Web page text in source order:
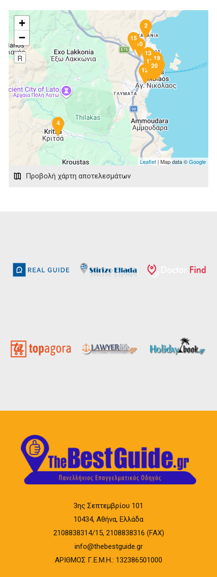
1
2
3
4
5
6
7
8
9
10
11
12
13
14
15
16
17
18
19
20
+
−
R
Leaflet | Map data ©Google
Προβολή χάρτη αποτελεσμάτων
3ης Σεπτεμβρίου 101
10434, Αθήνα, Ελλάδα
2108838314/15, 2108838316 (FAX)
info@thebestguide.gr
ΑΡΙΘΜΟΣ Γ.Ε.Μ.Η.: 132386501000